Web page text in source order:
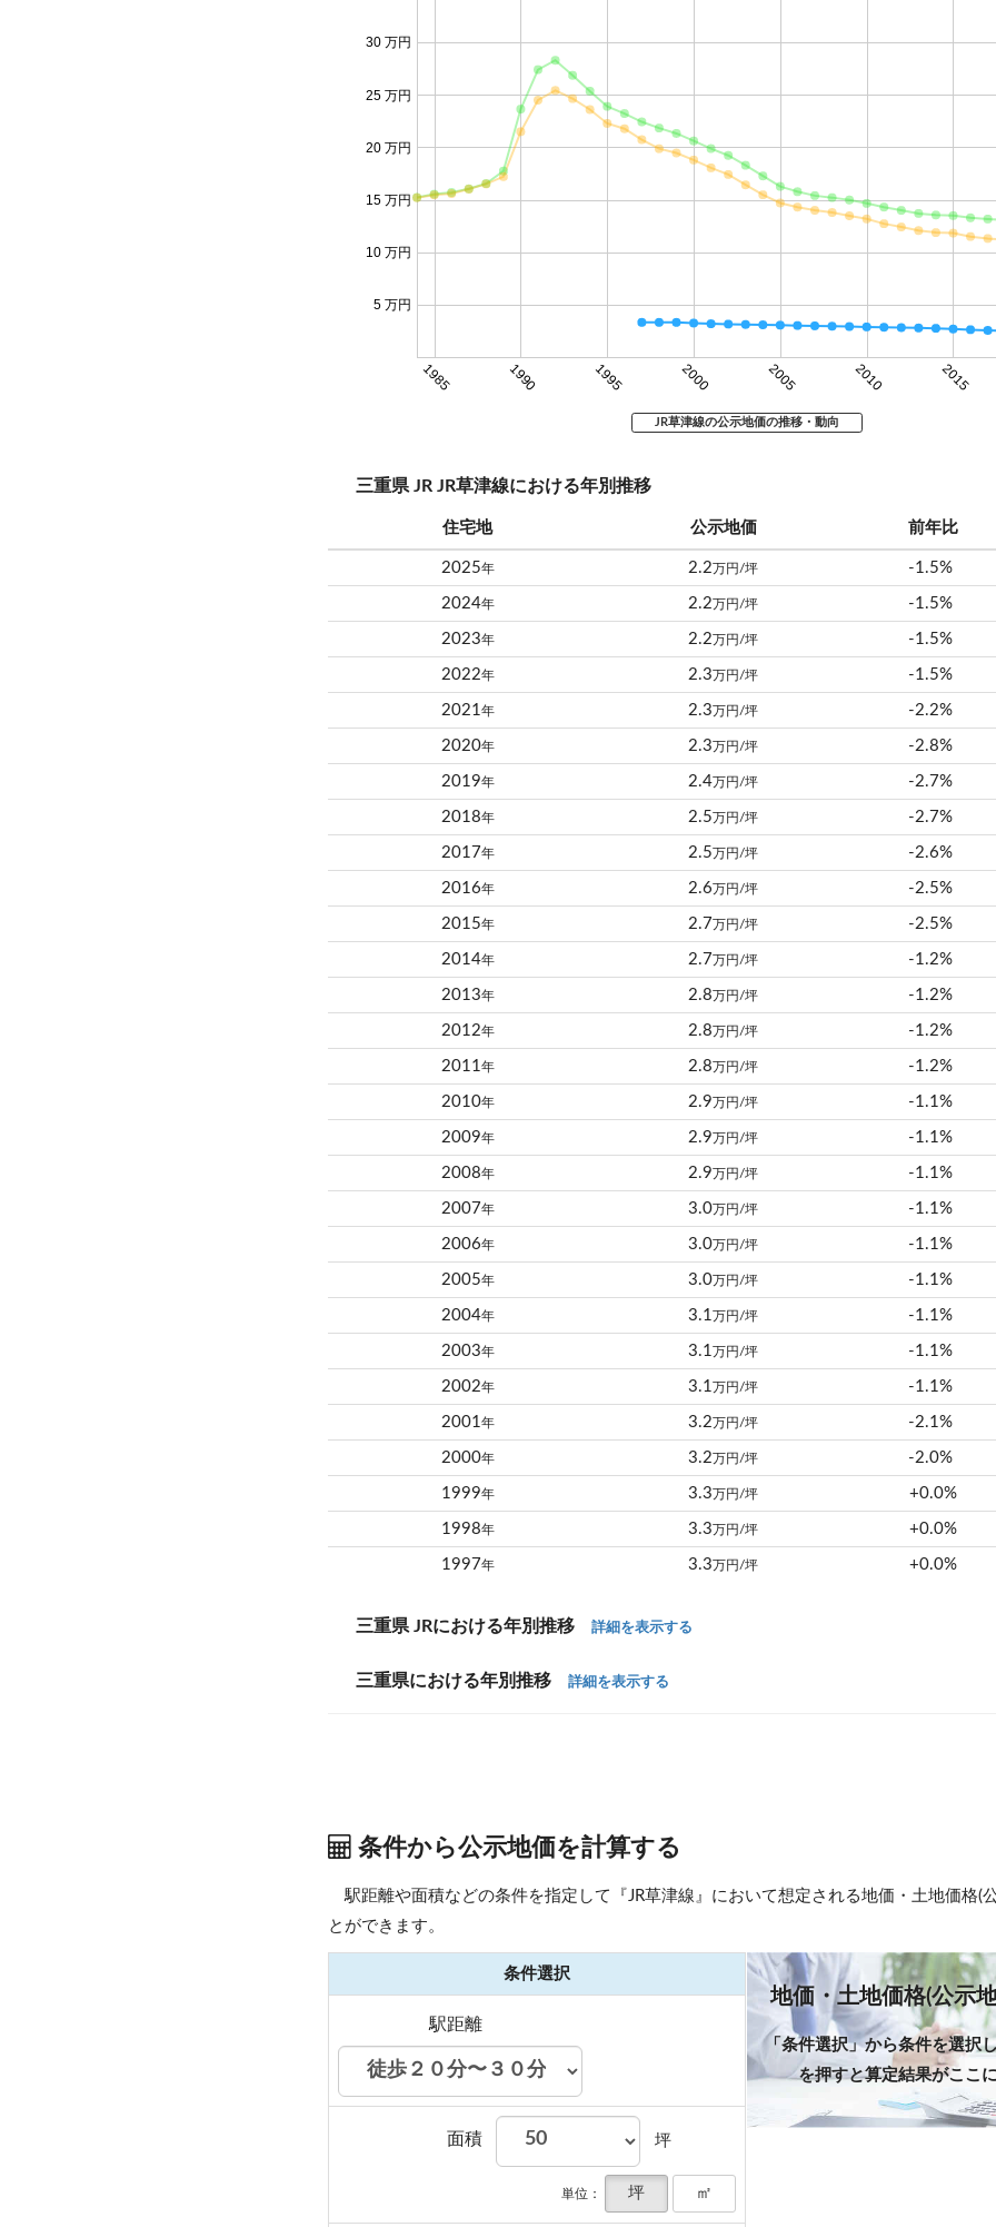
1985 1990 1995 2000 2005 2010 2015
5 万円
10 万円
15 万円
20 万円
25 万円
30 万円
JR草津線の公示地価の推移・動向
三重県 JR JR草津線における年別推移
住宅地 公示地価 前年比
2025年 2.2万円/坪 -1.5%
2024年 2.2万円/坪 -1.5%
2023年 2.2万円/坪 -1.5%
2022年 2.3万円/坪 -1.5%
2021 年 2.3万円/坪 -2.2%
2020年 2.3万円/坪 -2.8%
2019年 2.4万円/坪 -2.7%
2018年 2.5万円/坪 -2.7%
2017年 2.5万円/坪 -2.6%
2016年 2.6万円/坪 -2.5%
2015年 2.7万円/坪 -2.5%
2014年 2.7万円/坪 -1.2%
2013年 2.8万円/坪 -1.2%
2012年 2.8万円/坪 -1.2%
2011 年 2.8万円/坪 -1.2%
2010年 2.9万円/坪 -1.1%
2009年 2.9万円/坪 -1.1%
2008年 2.9万円/坪 -1.1%
2007年 3.0万円/坪 -1.1%
2006年 3.0万円/坪 -1.1%
2005年 3.0万円/坪 -1.1%
2004年 3.1万円/坪 -1.1%
2003年 3.1万円/坪 -1.1%
2002年 3.1万円/坪 -1.1%
2001 年 3.2万円/坪 -2.1%
2000年 3.2万円/坪 -2.0%
1999年 3.3万円/坪 +0.0%
1998年 3.3万円/坪 +0.0%
1997年 3.3万円/坪 +0.0%
三重県 JRにおける年別推移 詳細を表示する
三重県における年別推移 詳細を表示する
条件から公示地価を計算する
駅距離や面積などの条件を指定して『JR草津線』において想定される地価・土地価格(
とができます。
条件選択
駅距離
面積 坪
単位： 坪 ㎡
地価・土地価格(公示
「条件選択」から条件を選択
を押すと算定結果がここ